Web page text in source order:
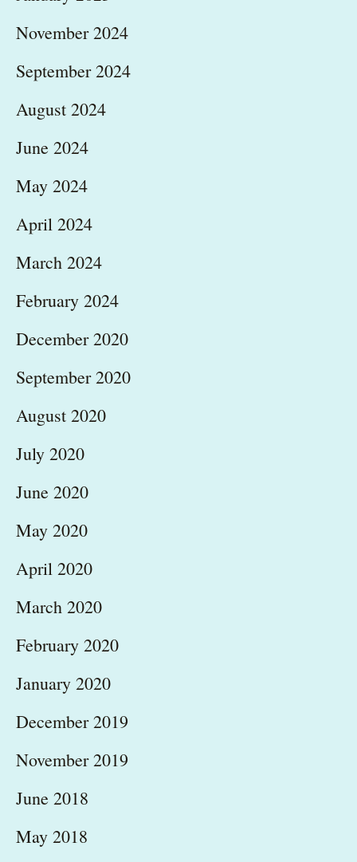
November 2024
September 2024
August 2024
June 2024
May 2024
April 2024
March 2024
February 2024
December 2020
September 2020
August 2020
July 2020
June 2020
May 2020
April 2020
March 2020
February 2020
January 2020
December 2019
November 2019
June 2018
May 2018